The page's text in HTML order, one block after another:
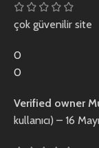
çok güvenilir site
0
0
Verified owner
kullanıcı) – 16